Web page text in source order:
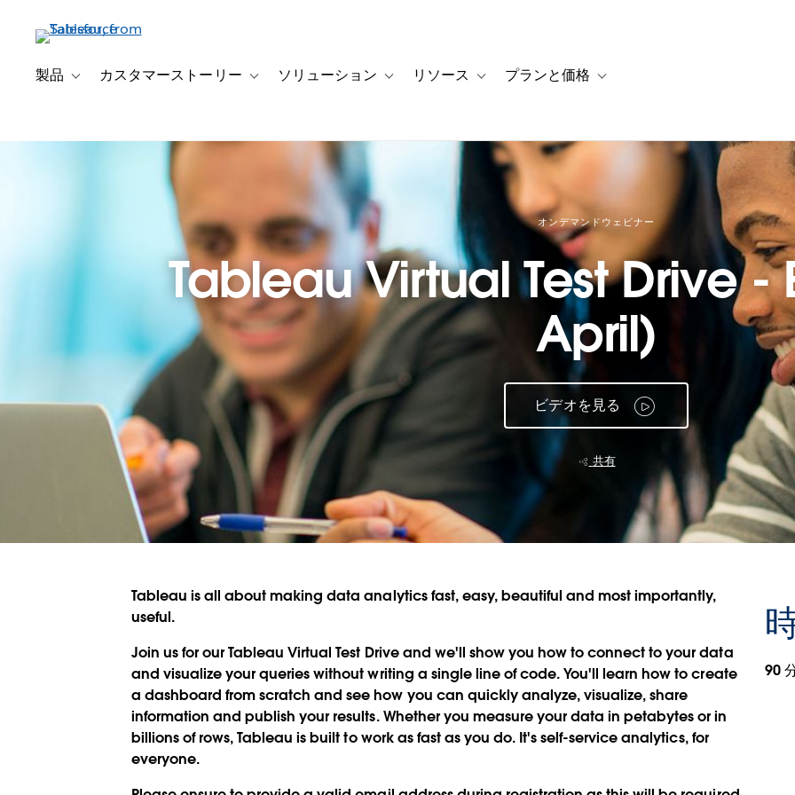
ン
製品 Toggle sub-navigation for 製品
カスタマーストーリー Toggle sub-navigation for カスタマーストーリー
ソリューション Toggle sub-navigation for ソリューション
リソース Toggle sub-navigation for リソース
プランと価格 Toggle sub-navigation for プランと価
オンデマンドウェビナー
Tableau Virtual Test Drive -
April)
ビデオを見る
共有
Tableau is all about making data analytics fast, easy, beautiful and most importantly,
useful.
Join us for our Tableau Virtual Test Drive and we'll show you how to connect to your data
and visualize your queries without writing a single line of code. You'll learn how to create
a dashboard from scratch and see how you can quickly analyze, visualize, share
information and publish your results. Whether you measure your data in petabytes or in
billions of rows, Tableau is built to work as fast as you do. It's self-service analytics, for
everyone.
90